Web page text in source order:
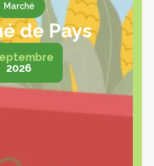
Marché
de Pays
2026